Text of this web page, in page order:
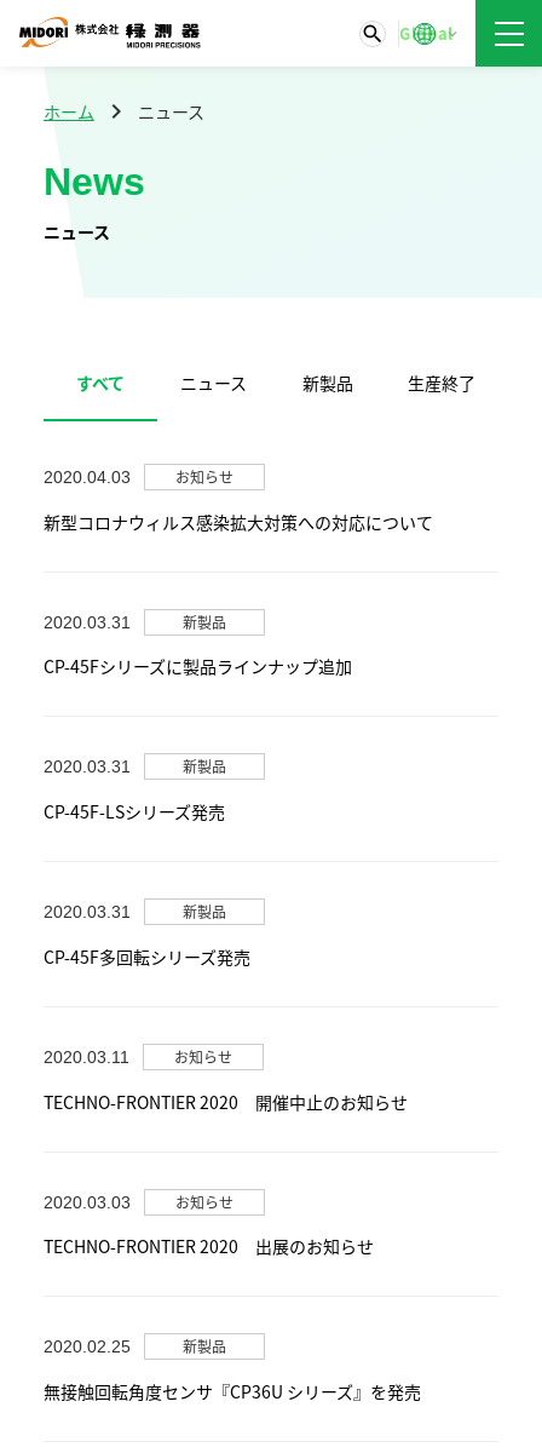
ホーム chevron_right ニュース
News
ニュース
すべて ニュース 新製品 生産終了
2020.04.03 お知らせ
新型コロナウィルス感染拡大対策への対応について
2020.03.31 新製品
CP-45Fシリーズに製品ラインナップ追加
2020.03.31 新製品
CP-45F-LSシリーズ発売
2020.03.31 新製品
CP-45F多回転シリーズ発売
2020.03.11 お知らせ
TECHNO-FRONTIER 2020 開催中止のお知らせ
2020.03.03 お知らせ
TECHNO-FRONTIER 2020 出展のお知らせ
2020.02.25 新製品
無接触回転角度センサ『CP36U シリーズ』を発売